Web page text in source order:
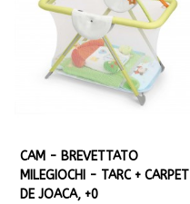
CAM - BREVETTATO
MILEGIOCHI - TARC + CARPET
DE JOACA, +0